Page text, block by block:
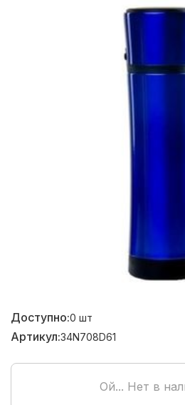
Доступно:0 шт
Артикул:34N708D61
Ой... Нет в